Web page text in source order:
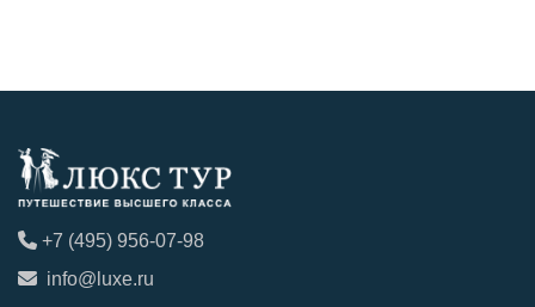
+7 (495) 956-07-98
info@luxe.ru